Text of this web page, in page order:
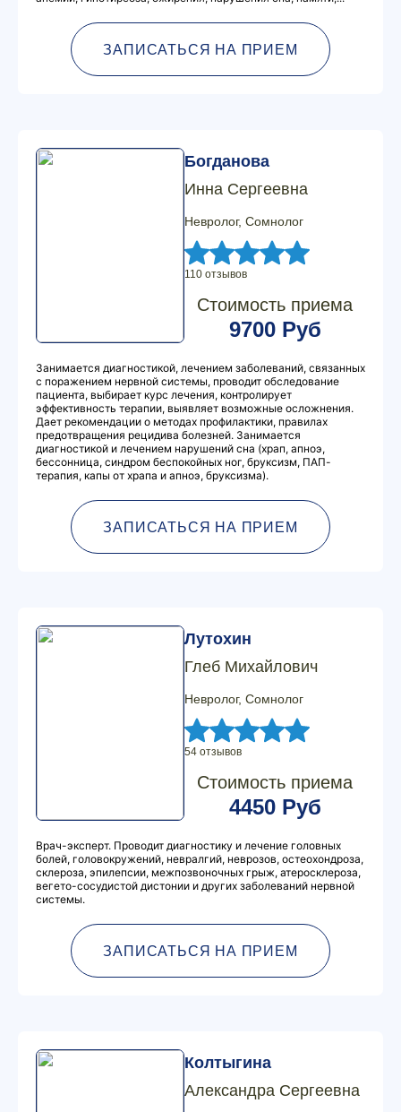
ЗАПИСАТЬСЯ НА ПРИЕМ
Богданова
Инна Сергеевна
Невролог, Сомнолог
110 отзывов
Стоимость приема
9700 Руб
Занимается диагностикой, лечением заболеваний, связанных
с поражением нервной системы, проводит обследование
пациента, выбирает курс лечения, контролирует
эффективность терапии, выявляет возможные осложнения.
Дает рекомендации о методах профилактики, правилах
предотвращения рецидива болезней. Занимается
диагностикой и лечением нарушений сна (храп, апноэ,
бессонница, синдром беспокойных ног, бруксизм, ПАП-
терапия, капы от храпа и апноэ, бруксизма).
ЗАПИСАТЬСЯ НА ПРИЕМ
Лутохин
Глеб Михайлович
Невролог, Сомнолог
54 отзывов
Стоимость приема
4450 Руб
Врач-эксперт. Проводит диагностику и лечение головных
болей, головокружений, невралгий, неврозов, остеохондроза,
склероза, эпилепсии, межпозвоночных грыж, атеросклероза,
вегето-сосудистой дистонии и других заболеваний нервной
системы.
ЗАПИСАТЬСЯ НА ПРИЕМ
Колтыгина
Александра Сергеевна